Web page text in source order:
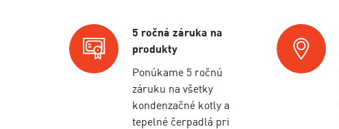
5 ročná záruka na
produkty
Ponúkame 5 ročnú
záruku na všetky
kondenzačné kotly a
tepelné čerpadlá pri